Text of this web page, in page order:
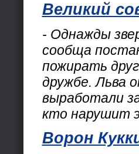
Великий
- Однажды
сообща
пожирать
дружбе. Льва
выработали
кто нарушит
Ворон